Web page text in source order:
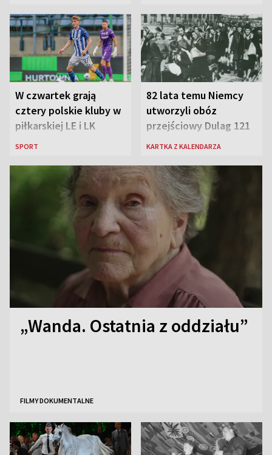
W czwartek grają
cztery polskie kluby w
piłkarskiej LE i LK
SPORT
82 lata temu Niemcy
utworzyli obóz
przejściowy Dulag 121
KARTKA Z KALENDARZA
„Wanda. Ostatnia z oddziału”
FILMY DOKUMENTALNE